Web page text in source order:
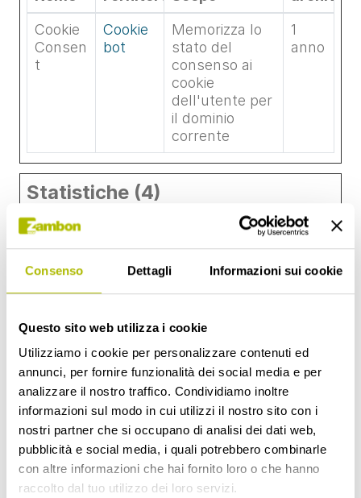
Consenso Dettagli Informazioni sui cookie
Questo sito web utilizza i cookie
Utilizziamo i cookie per personalizzare contenuti ed
annunci, per fornire funzionalità dei social media e per
analizzare il nostro traffico. Condividiamo inoltre
informazioni sul modo in cui utilizzi il nostro sito con i
nostri partner che si occupano di analisi dei dati web,
pubblicità e social media, i quali potrebbero combinarle
con altre informazioni che hai fornito loro o che hanno
raccolto dal tuo utilizzo dei loro servizi.
Cookie
Consen
t
Cookie
bot
Memorizza lo
stato del
consenso ai
cookie
dell'utente per
il dominio
corrente
1
anno
Statistiche (4)
I cookie statistici aiutano i
proprietari del sito web a capire
come i visitatori interagiscono con
i siti raccogliendo e trasmettendo
informazioni in forma anonima.
Nome FornitoreScopo
massima
_ga
[x2]
Google
Utilizzato per
inviare dati a
Google
2
anni